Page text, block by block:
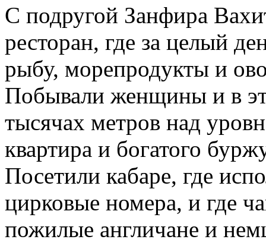
С подругой Занфира
ресторан, где за целый
рыбу, морепродукты и
Побывали женщины и в
тысячах метров над
квартира и богатого
Посетили кабаре, где
цирковые номера, и где
пожилые англичане и